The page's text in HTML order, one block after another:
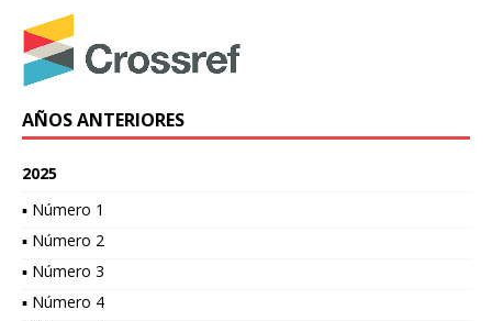
AÑOS ANTERIORES
2025
▪ Número 1
▪ Número 2
▪ Número 3
▪ Número 4